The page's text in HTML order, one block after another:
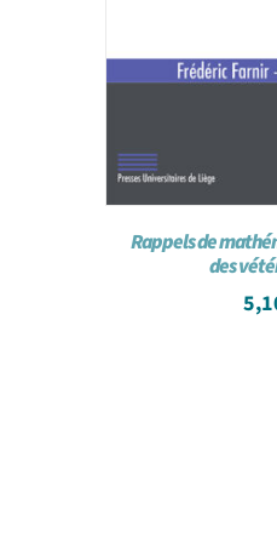
Rappels de
des